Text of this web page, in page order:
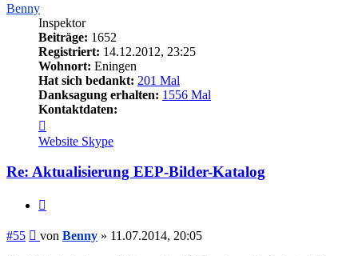
Benny
Inspektor
Beiträge: 1652
Registriert: 14.12.2012, 23:25
Wohnort: Eningen
Hat sich bedankt: 201 Mal
Danksagung erhalten: 1556 Mal
Kontaktdaten:
von
Benny
Website Skype
Re: Aktualisierung EEP-Bilder-Katalog
#55 Beitrag
von Benny » 11.07.2014, 20:05